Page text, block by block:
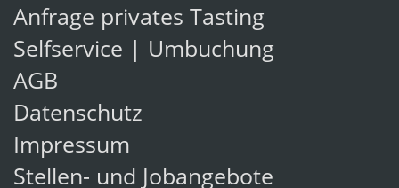
Anfrage privates Tasting
Selfservice | Umbuchung
AGB
Datenschutz
Impressum
Stellen- und Jobangebote